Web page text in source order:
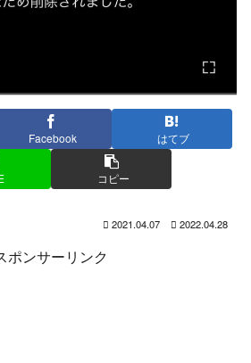
Facebook はてブ
コピー
2021.04.07 2022.04.28
ポンサーリンク